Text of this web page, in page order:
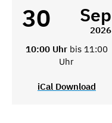
30 Sep
2026
10:00 Uhr bis 11:00
Uhr
iCal Download